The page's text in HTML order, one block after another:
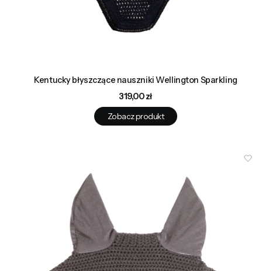
Kentucky błyszczące nauszniki Wellington Sparkling
Cena
319,00 zł
Zobacz produkt